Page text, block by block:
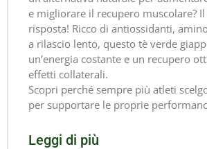
e migliorare il recupero muscolare? Il
risposta! Ricco di antiossidanti,
a rilascio lento, questo tè verde
un’energia costante e un recupero
effetti collaterali.
Scopri perché sempre più atleti
per supportare le proprie
Leggi di più